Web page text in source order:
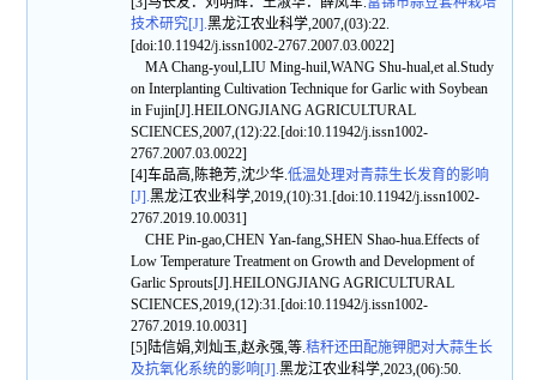
技术研究[J].黑龙江农业科学,2007,(03):22.
[doi:10.11942/j.issn1002-2767.2007.03.0022]
MA Chang-youl,LIU Ming-huil,WANG Shu-hual,et al.Study
on Interplanting Cultivation Technique for Garlic with Soybean
in Fujin[J].HEILONGJIANG AGRICULTURAL
SCIENCES,2007,(12):22.[doi:10.11942/j.issn1002-
2767.2007.03.0022]
[4]车品高,陈艳芳,沈少华.低温处理对青蒜生长发育的影响
[J].黑龙江农业科学,2019,(10):31.[doi:10.11942/j.issn1002-
2767.2019.10.0031]
CHE Pin-gao,CHEN Yan-fang,SHEN Shao-hua.Effects of
Low Temperature Treatment on Growth and Development of
Garlic Sprouts[J].HEILONGJIANG AGRICULTURAL
SCIENCES,2019,(12):31.[doi:10.11942/j.issn1002-
2767.2019.10.0031]
[5]陆信娟,刘灿玉,赵永强,等.秸秆还田配施钾肥对大蒜生长
及抗氧化系统的影响[J].黑龙江农业科学,2023,(06):50.